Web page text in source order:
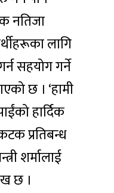
नतिजा
लागि
सहयोग गर्ने
छ । ‘हामी
हार्दिक
प्रतिबन्ध
शर्मालाई
छ ।